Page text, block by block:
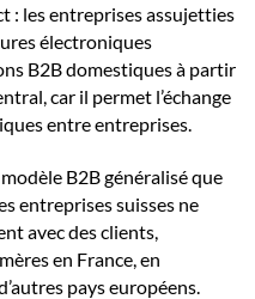
: les entreprises assujetties
électroniques
B2B domestiques à partir
car il permet l’échange
entre entreprises.
modèle B2B généralisé que
entreprises suisses ne
avec des clients,
en France, en
pays européens.